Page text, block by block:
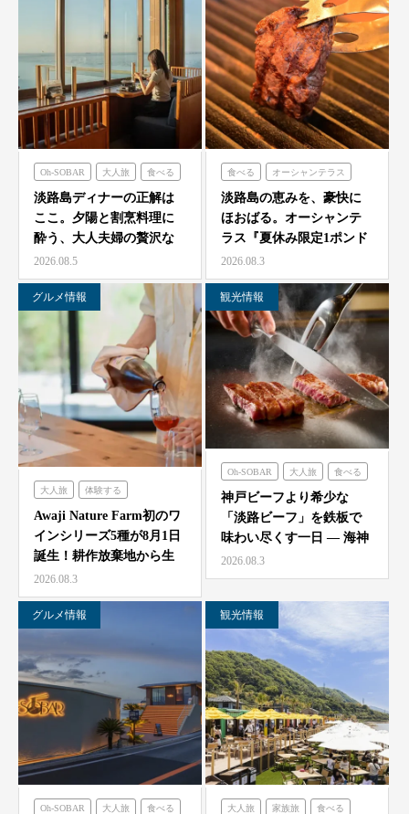
Oh-SOBAR 大人旅 食べる
青海波
淡路島ディナーの正解は
ここ。夕陽と割烹料理に
酔う、大人夫婦の贅沢な
一夜をモダン蕎麦割烹
O…
2026.08.5
食べる オーシャンテラス
淡路島の恵みを、豪快に
ほおばる。オーシャンテ
ラス『夏休み限定1ポンド
ビーフフェア』7月25…
2026.08.3
グルメ情報
大人旅 体験する
農家レストラン「陽・燦燦」
Awaji Nature Farm初のワ
インシリーズ5種が8月1日
誕生！耕作放棄地から生
ま…
2026.08.3
観光情報
Oh-SOBAR 大人旅 食べる
のじまスコーラ 海神人の食卓
神戸ビーフより希少な
「淡路ビーフ」を鉄板で
味わい尽くす一日 — 海神
人（アマン）の食卓
「桟…
2026.08.3
グルメ情報
Oh-SOBAR 大人旅 食べる
観光情報
大人旅 家族旅 食べる